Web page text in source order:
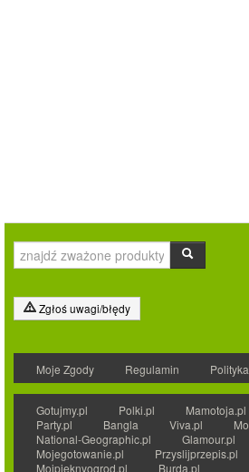
Zgłoś uwagi/błędy
Moje Zgody Regulamin
Gotujmy.pl Polki.pl Mamotoja.pl
Party.pl
Bangla Viva.pl
National-Geographic.pl
Glamour.pl
Mojegotowanie.pl
Przyslijprzepis.pl
Mojpieknyogrod.pl
Burda.pl